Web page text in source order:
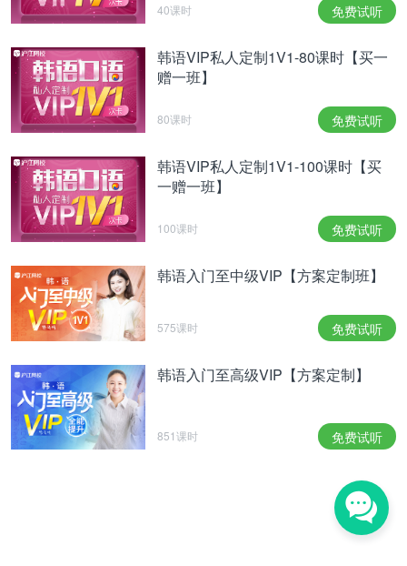
40课时 免费试听
韩语VIP私人定制1V1-80课时【买一
赠一班】
80课时 免费试听
韩语VIP私人定制1V1-100课时【买
一赠一班】
100课时 免费试听
韩语入门至中级VIP【方案定制班】
575课时 免费试听
韩语入门至高级VIP【方案定制】
851课时 免费试听